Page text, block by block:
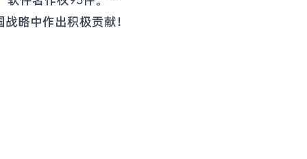
略中作出积极贡献！